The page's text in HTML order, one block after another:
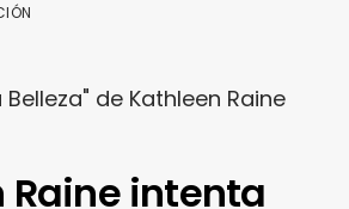
Raine intenta